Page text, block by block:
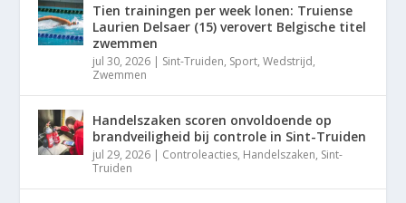
Tien trainingen per week lonen: Truiense
Laurien Delsaer (15) verovert Belgische titel
zwemmen
jul 30, 2026 | Sint-Truiden, Sport,Wedstrijd,
Zwemmen
Handelszaken scoren onvoldoende op
brandveiligheid bij controle in Sint-Truiden
jul 29, 2026 | Controleacties, Handelszaken, Sint-
Truiden